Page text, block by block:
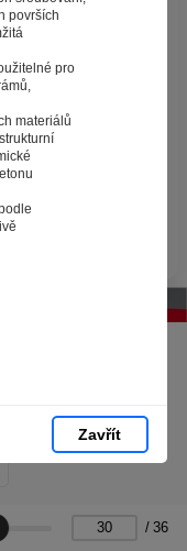
površích
pro
materiálů
Zavřít
/ 36
se pokaždé
souhlas se
souborů, které
Stisknutím tlačítka
tak, abychom
služby na základě
změnit na stránce
V pořádku